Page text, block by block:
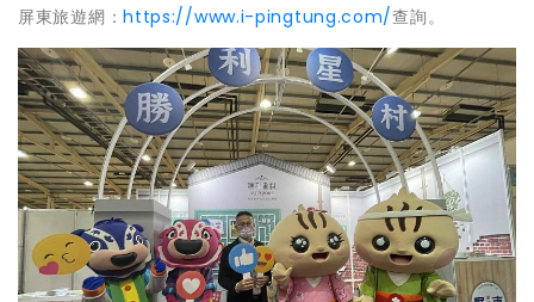
屏東旅遊網：https://www.i-pingtung.com/查詢。